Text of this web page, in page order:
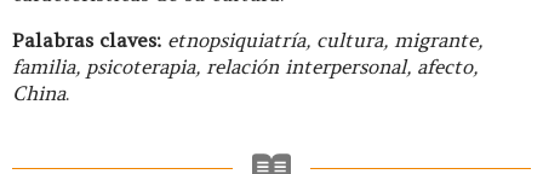
Palabras claves: etnopsiquiatría, cultura, migrante,
familia, psicoterapia, relación interpersonal, afecto,
China.